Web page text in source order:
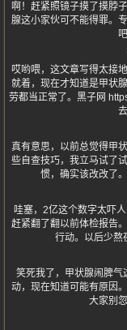
啊！赶紧照镜子摸了摸脖
腺这小家伙可不能得罪。
哎哟喂，这文章写得太接
就着，现在才知道是甲状
劳都当正常了。黑子网
真有意思，以前总觉得甲
些自查技巧，我立马试了
惯，确实该改改了
哇塞，2亿这个数字太吓
赶紧翻了翻以前体检报告
行动。以后少熬
笑死我了，甲状腺闹脾
动，现在知道可能有原因
大家别